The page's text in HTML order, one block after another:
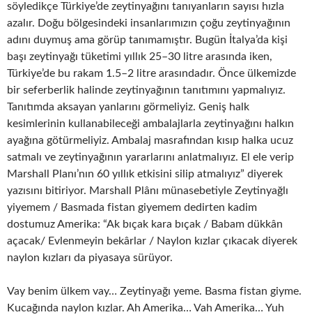
söyledikçe Türkiye’de zeytinyağını tanıyanların sayısı hızla
azalır. Doğu bölgesindeki insanlarımızın çoğu zeytinyağının
adını duymuş ama görüp tanımamıştır. Bugün İtalya’da kişi
başı zeytinyağı tüketimi yıllık 25–30 litre arasında iken,
Türkiye’de bu rakam 1.5–2 litre arasındadır. Önce ülkemizde
bir seferberlik halinde zeytinyağının tanıtımını yapmalıyız.
Tanıtımda aksayan yanlarını görmeliyiz. Geniş halk
kesimlerinin kullanabileceği ambalajlarla zeytinyağını halkın
ayağına götürmeliyiz. Ambalaj masrafından kısıp halka ucuz
satmalı ve zeytinyağının yararlarını anlatmalıyız. El ele verip
Marshall Planı’nın 60 yıllık etkisini silip atmalıyız” diyerek
yazısını bitiriyor. Marshall Plânı münasebetiyle Zeytinyağlı
yiyemem / Basmada fistan giyemem dedirten kadim
dostumuz Amerika: “Ak bıçak kara bıçak / Babam dükkân
açacak/ Evlenmeyin bekârlar / Naylon kızlar çıkacak diyerek
naylon kızları da piyasaya sürüyor.
Vay benim ülkem vay… Zeytinyağı yeme. Basma fistan giyme.
Kucağında naylon kızlar. Ah Amerika… Vah Amerika… Yuh